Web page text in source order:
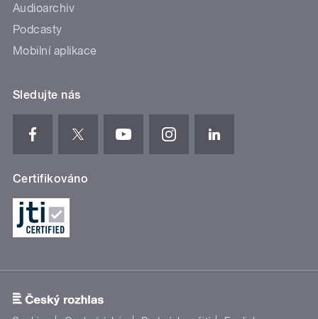
Audioarchiv
Podcasty
Mobilní aplikace
Sledujte nás
Certifikováno